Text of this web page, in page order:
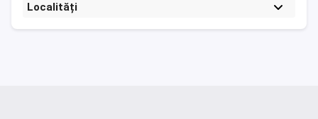
Localități